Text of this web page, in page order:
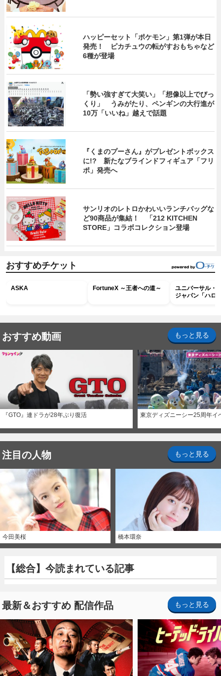
ハッピーセット「ポケモン」第1弾が本日
発売！ ピカチュウの転がすおもちゃなど
6種が登場
「勢い強すぎて大笑い」「想像以上でびっ
くり」 うみがたり、ペンギンの大行進が
10万「いいね」越えで話題
『くまのプーさん』がプレゼントボックス
に!? 新たなブラインドフィギュア「フリ
ポ」発売へ
サンリオのレトロかわいいランチバッグな
ど90商品が集結！ 「212 KITCHEN
STORE」コラボコレクション登場
おすすめチケット
ASKA FortuneX ～王者への道～
ユニバーサル・
ジャパン「ハロ
おすすめ動画 もっと見る
『GTO』連ドラが28年ぶり復活 東京ディズニーシー25周年イ
注目の人物 もっと見る
今田美桜 橋本環奈
【総合】今読まれている記事
最新＆おすすめ 配信作品 もっと見る